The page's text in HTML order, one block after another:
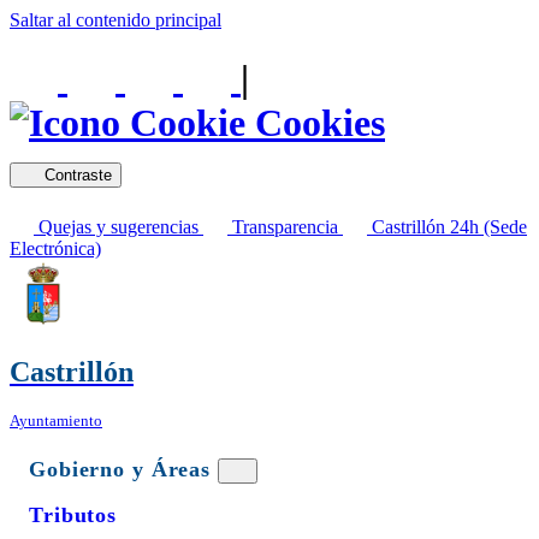
Saltar al contenido principal
|
Cookies
Contraste
Quejas y sugerencias Transparencia
Castrillón 24h (Sede
Electrónica)
Castrillón
Ayuntamiento
Gobierno y Áreas
Tributos